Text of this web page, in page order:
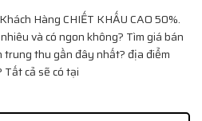
HàngCHIẾT KHẤU CAO 50%.
và có ngon không? Tìm giá bán
thu gần đây nhất? địa điểm
cả sẽ có tại